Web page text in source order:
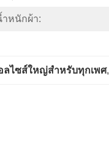
ำหนักผ้า:
ลไซส์ใหญ่สำหรับทุกเพศ,